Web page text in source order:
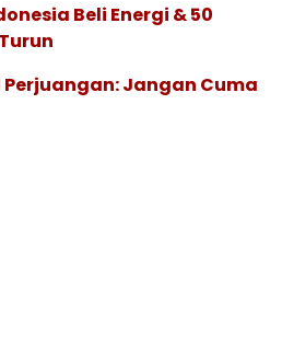
Beli Energi & 50
Perjuangan: Jangan Cuma